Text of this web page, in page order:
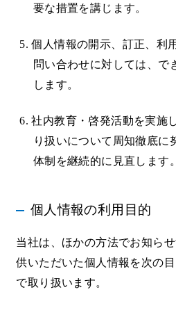
要な措置を講じます。
5. 個人情報の開示、訂正、利
問い合わせに対しては、で
します。
6. 社内教育・啓発活動を実施
り扱いについて周知徹底に
体制を継続的に見直します。
個人情報の利用目的
当社は、ほかの方法でお知ら
供いただいた個人情報を次の
で取り扱います。